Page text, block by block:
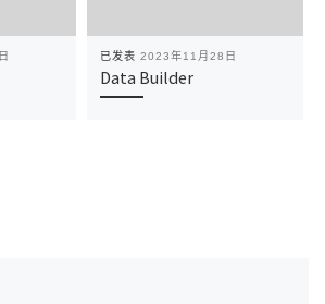
已发表 2023年11月28日
Data Builder